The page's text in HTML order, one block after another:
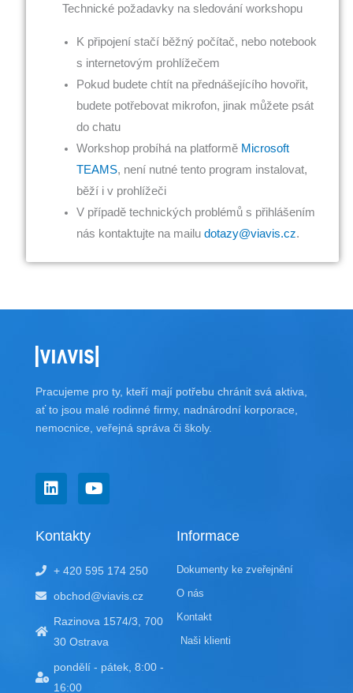
Technické požadavky na sledování workshopu
K připojení stačí běžný počítač, nebo notebook
s internetovým prohlížečem
Pokud budete chtít na přednášejícího hovořit,
budete potřebovat mikrofon, jinak můžete psát
do chatu
Workshop probíhá na platformě Microsoft
TEAMS, není nutné tento program instalovat,
běží i v prohlížeči
V případě technických problémů s přihlášením
nás kontaktujte na mailu dotazy@viavis.cz.
Pracujeme pro ty, kteří mají potřebu chránit svá aktiva,
ať to jsou malé rodinné firmy, nadnárodní korporace,
nemocnice, veřejná správa či školy.
L
i
e
n
Y
o
e
Kontakty
+ 420 595 174 250
obchod@viavis.cz
Razinova 1574/3, 700
30 Ostrava
pondělí - pátek, 8:00 -
16:00
Informace
Dokumenty ke zveřejnění
O nás
Kontakt
Naši klienti